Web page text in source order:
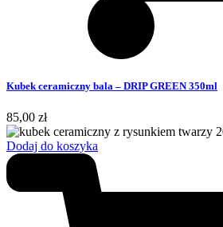
Kubek ceramiczny bala – DRIP GREEN 350ml
85,00 zł
Dodaj do koszyka